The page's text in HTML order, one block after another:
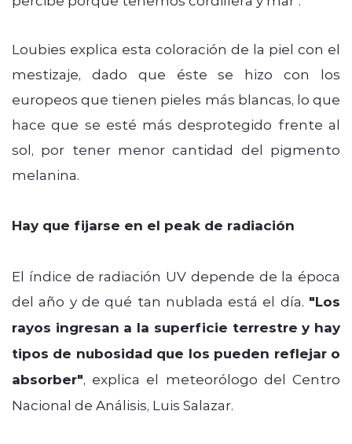
Loubies explica esta coloración de la piel con el
mestizaje, dado que éste se hizo con los
europeos que tienen pieles más blancas, lo que
hace que se esté más desprotegido frente al
sol, por tener menor cantidad del pigmento
melanina.
Hay que fijarse en el peak de radiación
El índice de radiación UV depende de la época
del año y de qué tan nublada está el día. "Los
rayos ingresan a la superficie terrestre y hay
tipos de nubosidad que los pueden reflejar o
absorber", explica el meteorólogo del Centro
Nacional de Análisis, Luis Salazar.